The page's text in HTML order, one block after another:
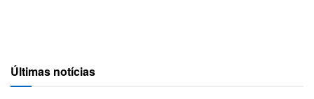
Últimas notícias